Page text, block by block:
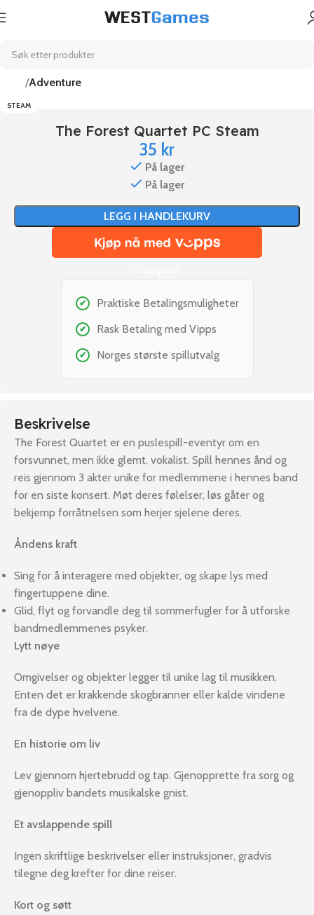
Adventure
STEAM
The Forest Quartet PC Steam
35 kr
På lager
På lager
LEGG I HANDLEKURV
✔ Praktiske Betalingsmuligheter
✔ Rask Betaling med Vipps
✔ Norges største spillutvalg
Beskrivelse
The Forest Quartet er en puslespill-eventyr om en
forsvunnet, men ikke glemt, vokalist. Spill hennes ånd og
reis gjennom 3 akter unike for medlemmene i hennes band
for en siste konsert. Møt deres følelser, løs gåter og
bekjemp forråtnelsen som herjer sjelene deres.
Åndens kraft
Sing for å interagere med objekter, og skape lys med
fingertuppene dine.
Glid, flyt og forvandle deg til sommerfugler for å utforske
bandmedlemmenes psyker.
Lytt nøye
Omgivelser og objekter legger til unike lag til musikken.
Enten det er krakkende skogbranner eller kalde vindene
fra de dype hvelvene.
En historie om liv
Lev gjennom hjertebrudd og tap. Gjenopprette fra sorg og
gjenoppliv bandets musikalske gnist.
Et avslappende spill
Ingen skriftlige beskrivelser eller instruksjoner, gradvis
tilegne deg krefter for dine reiser.
Kort og søtt